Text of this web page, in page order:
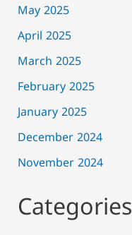
May 2025
April 2025
March 2025
February 2025
January 2025
December 2024
November 2024
Categories